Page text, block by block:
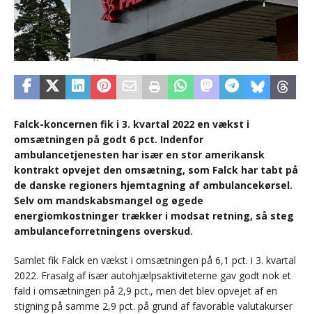
Falck-koncernen fik i 3. kvartal 2022 en vækst i
omsætningen på godt 6 pct. Indenfor
ambulancetjenesten har især en stor amerikansk
kontrakt opvejet den omsætning, som Falck har tabt på
de danske regioners hjemtagning af ambulancekørsel.
Selv om mandskabsmangel og øgede
energiomkostninger trækker i modsat retning, så steg
ambulanceforretningens overskud.
Samlet fik Falck en vækst i omsætningen på 6,1 pct. i 3. kvartal
2022. Frasalg af især autohjælpsaktiviteterne gav godt nok et
fald i omsætningen på 2,9 pct., men det blev opvejet af en
stigning på samme 2,9 pct. på grund af favorable valutakurser